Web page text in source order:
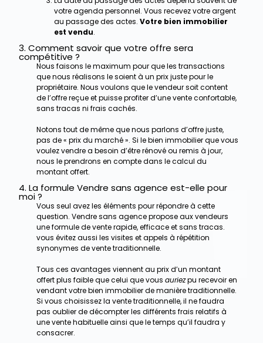
votre agenda personnel. Vous recevez votre argent
au passage des actes. Votre bien immobilier
est vendu.
3. Comment savoir que votre offre sera
compétitive ?
Nous faisons le maximum pour que les transactions
que nous réalisons le soient à un prix juste pour le
propriétaire. Nous voulons que le vendeur soit content
de l’offre reçue et puisse profiter d’une vente confortable,
sans tracas ni frais cachés.
Notons tout de même que nous parlons d’offre juste,
pas de « prix du marché ». Si le bien immobilier que vous
voulez vendre a besoin d’être rénové ou remis à jour,
nous le prendrons en compte dans le calcul du
montant offert.
4. La formule Vendre sans agence est-elle pour
moi ?
Vous seul avez les éléments pour répondre à cette
question. Vendre sans agence propose aux vendeurs
une formule de vente rapide, efficace et sans tracas.
vous évitez aussi les visites et appels à répétition
synonymes de vente traditionnelle.
Tous ces avantages viennent au prix d’un montant
offert plus faible que celui que vous auriezpu recevoir en
vendant votre bien immobilier de manière traditionnelle.
Si vous choisissez la vente traditionnelle, il ne faudra
pas oublier de décompter les différents frais relatifs à
une vente habituelle ainsi que le temps qu’il faudra y
consacrer.